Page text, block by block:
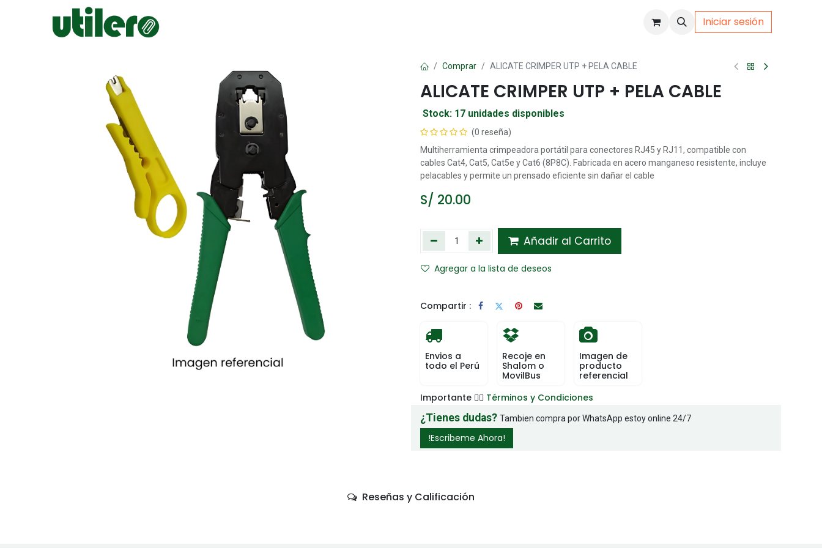
Iniciar sesión
Comprar ALICATE CRIMPER UTP + PELA CABLE
ALICATE CRIMPER UTP + PELA CABLE
Stock: 17 unidades disponibles
(0 reseña)
Multiherramienta crimpeadora portátil para conectores RJ45 y RJ11, compatible con
cables Cat4, Cat5, Cat5e y Cat6 (8P8C). Fabricada en acero manganeso resistente, incluye
pelacables y permite un prensado eficiente sin dañar el cable
S/ 20.00
Añadir al Carrito
Agregar a la lista de deseos
Compartir :
Envios a
todo el Perú
Recoje en
Shalom o
MovilBus
Imagen de
producto
referencial
Importante 👉🏻 Términos y Condiciones
¿Tienes dudas? Tambien compra por WhatsApp estoy online 24/7
!Escribeme Ahora!
Reseñas y Calificación